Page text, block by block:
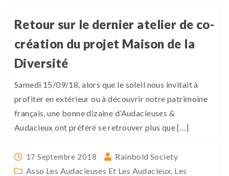
Retour sur le dernier atelier de co-
création du projet Maison de la
Diversité
Samedi 15/09/18, alors que le soleil nous invitait à
profiter en extérieur ou à découvrir notre patrimoine
français, une bonne dizaine d’Audacieuses &
Audacieux ont préféré se retrouver plus que […]
17 Septembre 2018
Rainbold Society
Asso Les Audacieuses Et Les Audacieux, Les